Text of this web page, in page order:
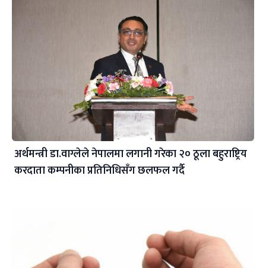
अर्थमन्त्री डा.वाग्लेले नेपालमा लगानी गरेका २० ठूला बहुराष्ट्रिय
करदाता कम्पनीका प्रतिनिधिसँग छलफल गर्दै